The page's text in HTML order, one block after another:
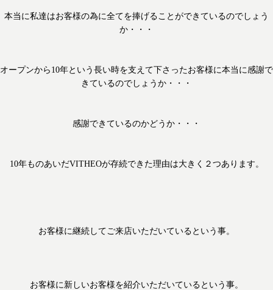
本当に私達はお客様の為に全てを捧げることができているのでしょう
か・・・
オープンから10年という長い時を支えて下さったお客様に本当に感謝で
きているのでしょうか・・・
感謝できているのかどうか・・・
10年ものあいだVITHEOが存続できた理由は大きく２つあります。
お客様に継続してご来店いただいているという事。
お客様に新しいお客様を紹介いただいているという事。